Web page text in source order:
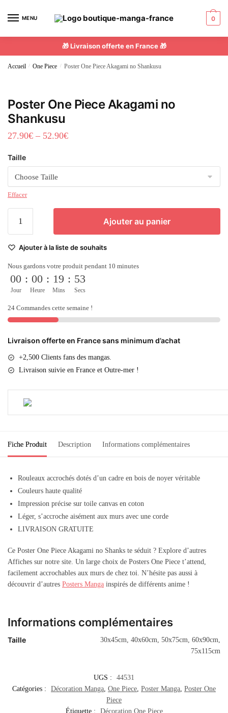
MENU 0
🎁 Livraison offerte en France 🎁
Accueil / One Piece / Poster One Piece Akagami no Shankusu
Poster One Piece Akagami no
Shankusu
27.90€ – 52.90€
Taille
Effacer
Ajouter au panier
Ajouter à la liste de souhaits
Nous gardons votre produit pendant 10 minutes
00
Jour
: 00
Heure
: 19
Mins
: 52
Secs
24 Commandes cette semaine !
Livraison offerte en France sans minimum d’achat
+2,500 Clients fans des mangas.
Livraison suivie en France et Outre-mer !
Fiche Produit Description Informations complémentaires
Rouleaux accrochés dotés d’un cadre en bois de noyer véritable
Couleurs haute qualité
Impression précise sur toile canvas en coton
Léger, s’accroche aisément aux murs avec une corde
LIVRAISON GRATUITE
Ce Poster One Piece Akagami no Shanks te séduit ? Explore d’autres
Affiches sur notre site. Un large choix de Posters One Piece t’attend,
facilement accrochables aux murs de chez toi. N’hésite pas aussi à
découvrir d’autres Posters Manga inspirés de différents anime !
Informations complémentaires
Taille
30x45cm, 40x60cm, 50x75cm, 60x90cm,
75x115cm
UGS :
44531
Catégories :
Décoration Manga One Piece Poster Manga Poster One
Piece
Étiquette :
Décoration One Piece